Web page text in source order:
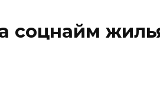
соцнайм